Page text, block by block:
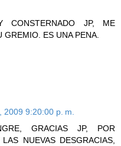
CONSTERNADO JP, ME
ES UNA PENA.
9:20:00 p. m.
GRACIAS JP, POR
NUEVAS DESGRACIAS,